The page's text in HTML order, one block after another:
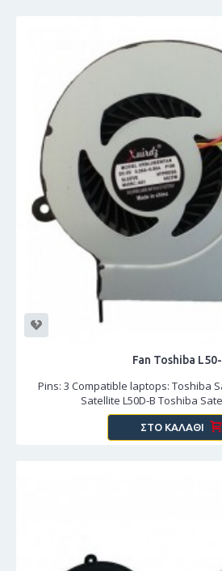
Fan Toshiba
Pins: 3 Compatible laptops: Toshiba
Satellite L50D-B Toshiba
ΣΤΟ ΚΑΛΆΘΙ